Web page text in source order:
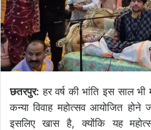
छतरपुर: हर वर्ष की भांति इस साल भी
कन्या विवाह महोत्सव आयोजित होने
इसलिए खास है, क्योंकि यह